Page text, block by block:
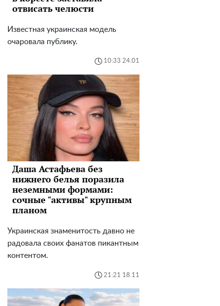
отвисать челюсти
Известная украинская модель
очаровала публику.
10:33 24.01
Даша Астафьева без
нижнего белья поразила
неземными формами:
сочные "активы" крупным
планом
Украинская знаменитость давно не
радовала своих фанатов пикантным
контентом.
21:21 18.11